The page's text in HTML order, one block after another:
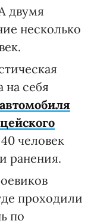
двумя
несколько
на себя
человек
ранения.
проходили
по